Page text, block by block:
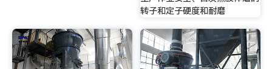
转子和定子硬度和耐磨